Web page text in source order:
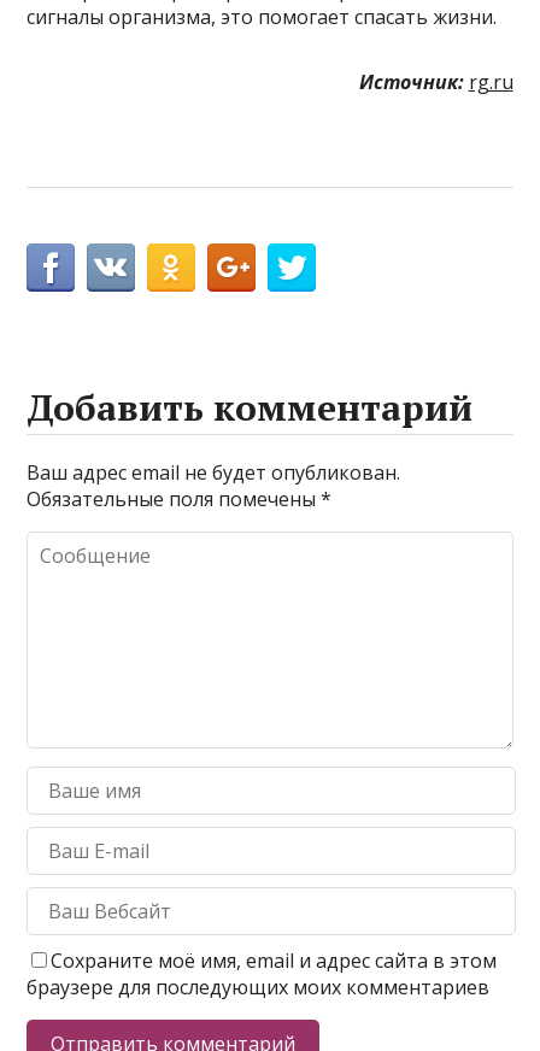
сигналы организма, это помогает спасать жизни.
Источник: rg.ru
Добавить комментарий
Ваш адрес email не будет опубликован.
Обязательные поля помечены*
Сохраните моё имя, email и адрес сайта в этом
браузере для последующих моих комментариев